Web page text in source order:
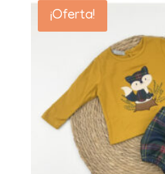
¡Oferta!